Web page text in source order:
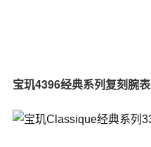
宝玑4396经典系列复刻腕表